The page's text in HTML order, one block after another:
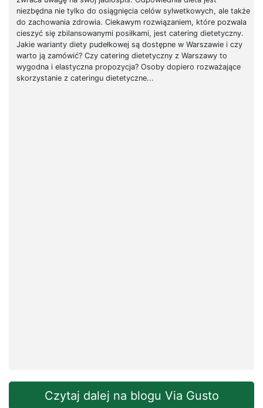
niezbędna nie tylko do osiągnięcia celów sylwetkowych, ale także
do zachowania zdrowia. Ciekawym rozwiązaniem, które pozwala
cieszyć się zbilansowanymi posiłkami, jest catering dietetyczny.
Jakie warianty diety pudełkowej są dostępne w Warszawie i czy
warto ją zamówić? Czy catering dietetyczny z Warszawy to
wygodna i elastyczna propozycja? Osoby dopiero rozważające
skorzystanie z cateringu dietetyczne...
Czytaj dalej na blogu Via Gusto